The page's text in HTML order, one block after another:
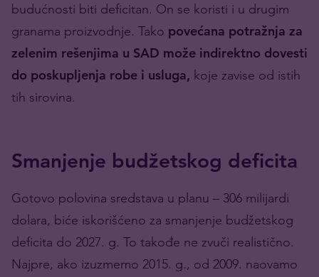
budućnosti biti deficitan. On se koristi i u drugim
granama proizvodnje. Tako povećana potražnja za
zelenim rešenjima u SAD može indirektno dovesti
do poskupljenja robe i usluga, koje zavise od istih
tih sirovina.
Smanjenje budžetskog deficita
Gotovo polovina sredstava u planu – 306 milijardi
dolara, biće iskorišćeno za smanjenje budžetskog
deficita do 2027. g. To takođe ne zvuči realistično.
Najpre, ako izuzmemo 2015. g., od 2009. naovamo